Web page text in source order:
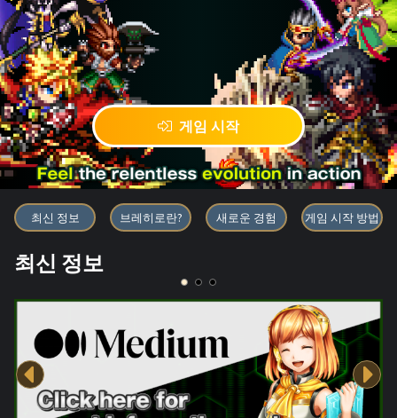
게임 시작
블록체인 게임 「BRAVE
최신 정보 브레히로란? 새로운 경험 게임 시작 방법
최신 정보